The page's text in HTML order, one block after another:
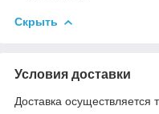
Скрыть
Условия доставки
Доставка осуществляется